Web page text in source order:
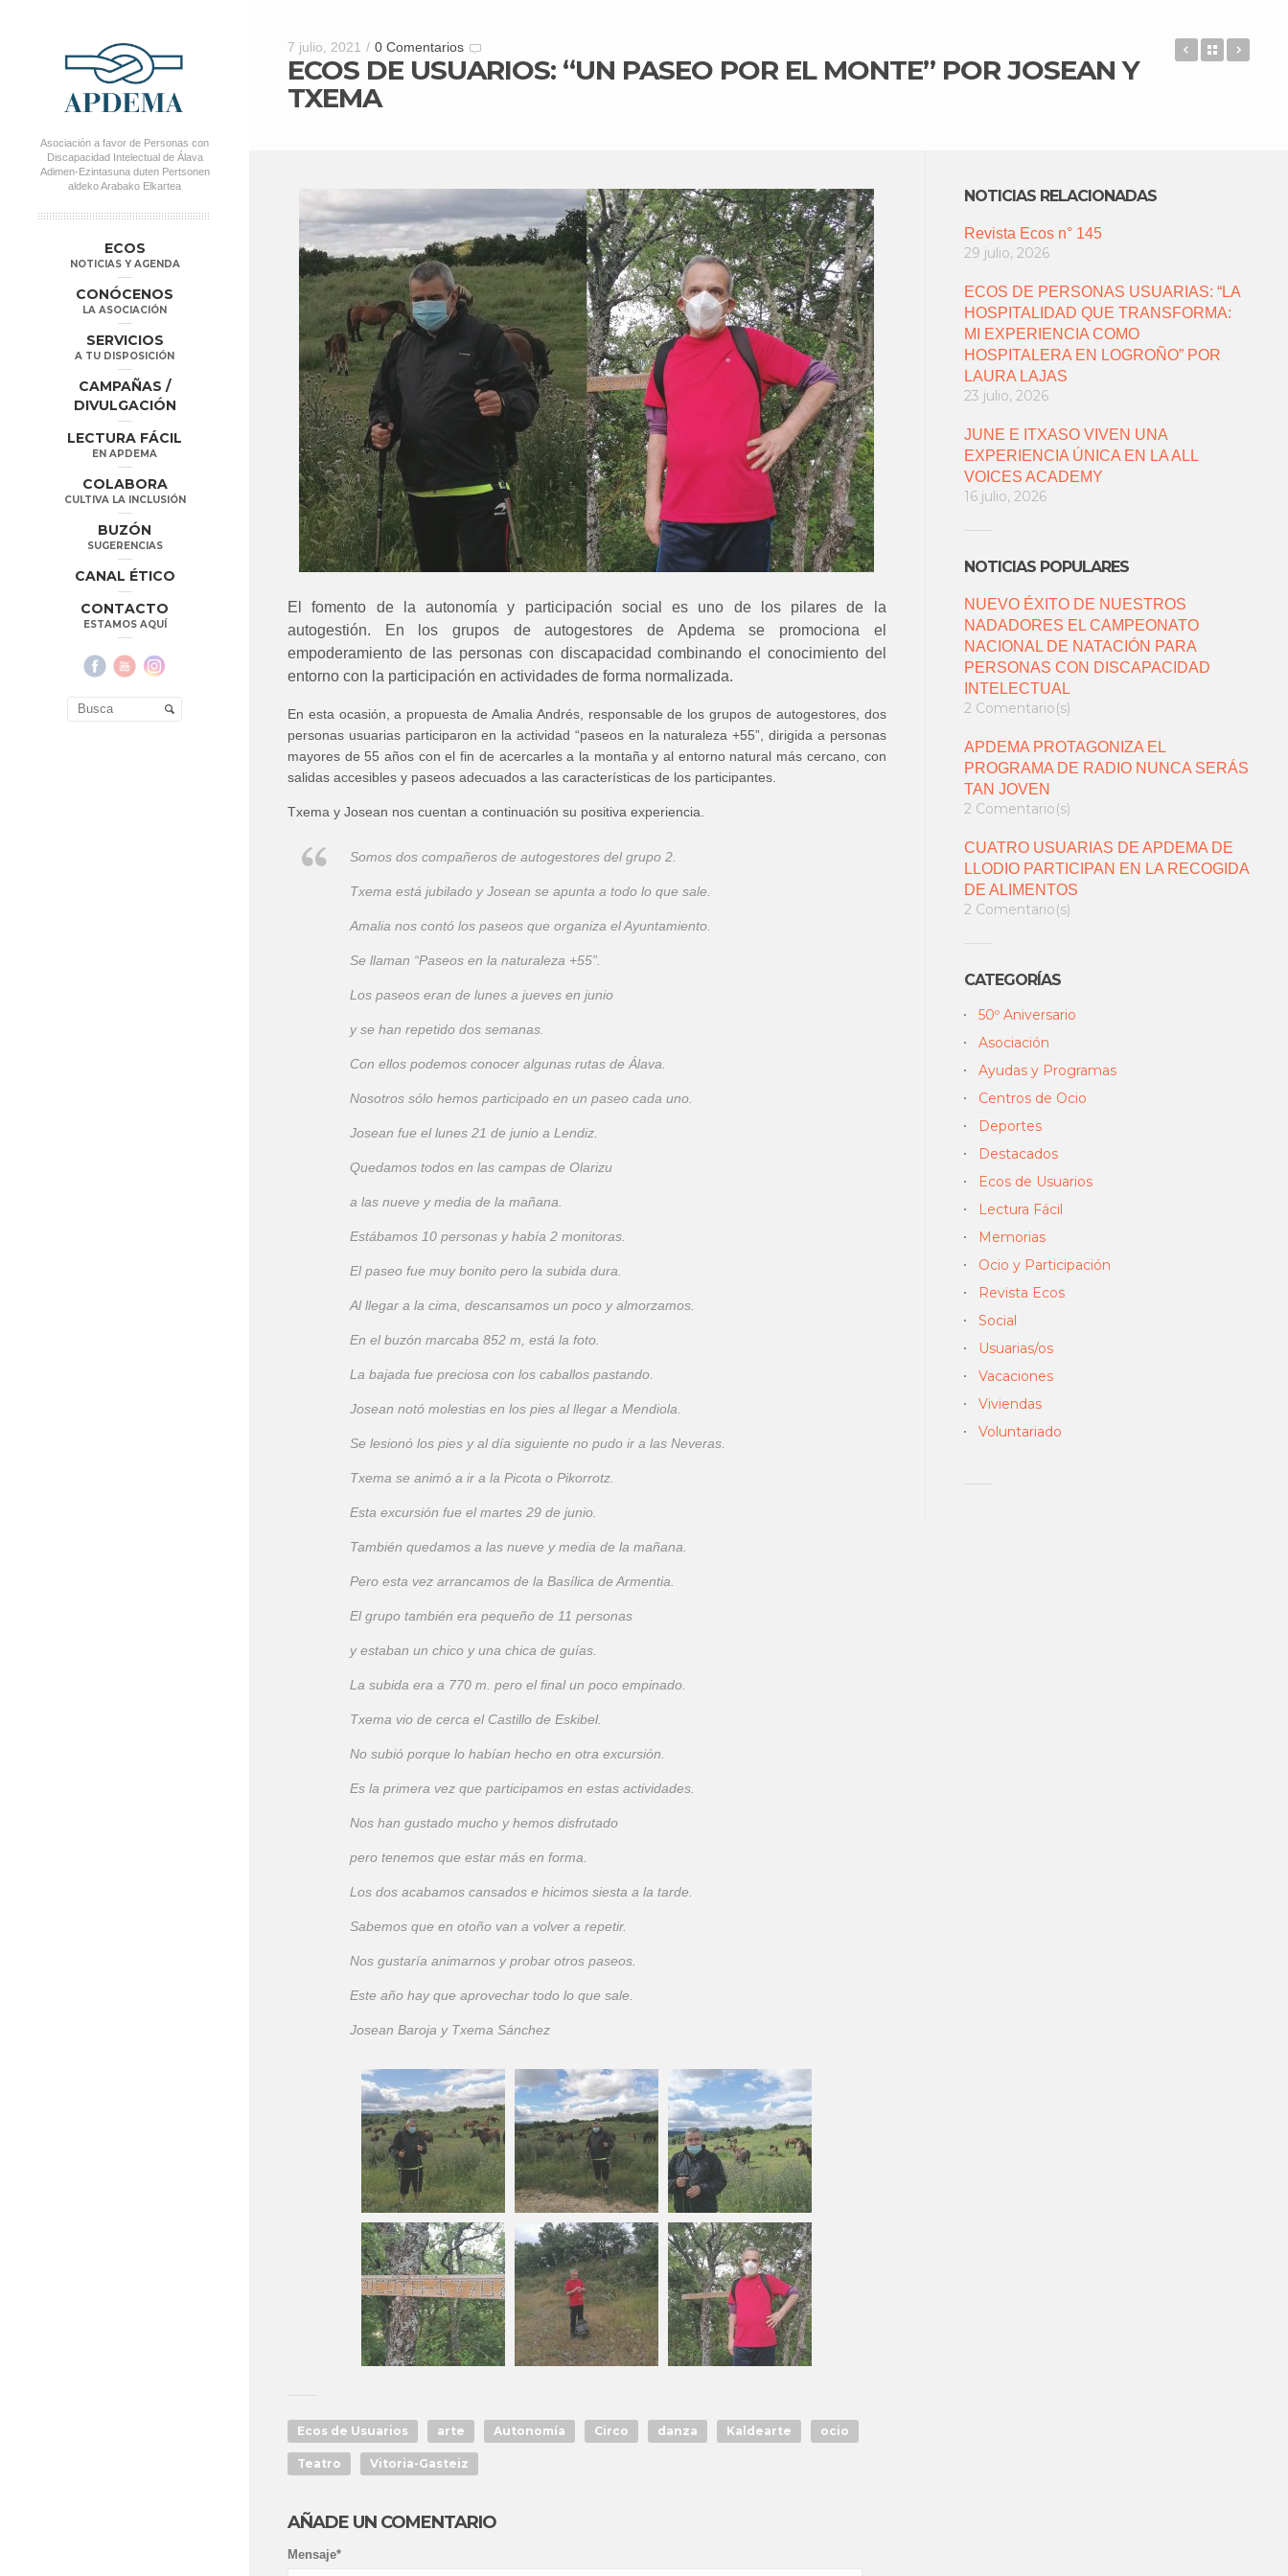
Asociación a favor de Personas con
Discapacidad Intelectual de Álava
Adimen-Ezintasuna duten Pertsonen
aldeko Arabako Elkartea
contenido
contenido
ECOS
NOTICIAS Y AGENDA
CONÓCENOS
LA ASOCIACIÓN
SERVICIOS
A TU DISPOSICIÓN
CAMPAÑAS /
DIVULGACIÓN
LECTURA FÁCIL
EN APDEMA
COLABORA
CULTIVA LA INCLUSIÓN
BUZÓN
SUGERENCIAS
CANAL ÉTICO
CONTACTO
ESTAMOS AQUÍ
7 julio, 2021 / 0 Comentarios
ECOS DE USUARIOS: “UN PASEO POR EL MONTE” POR JOSEAN Y
TXEMA
212Back to
El fomento de la autonomía y participación social es uno de los pilares de la
autogestión. En los grupos de autogestores de Apdema se promociona el
empoderamiento de las personas con discapacidad combinando el conocimiento del
entorno con la participación en actividades de forma normalizada.
En esta ocasión, a propuesta de Amalia Andrés, responsable de los grupos de autogestores, dos
personas usuarias participaron en la actividad “paseos en la naturaleza +55”, dirigida a personas
mayores de 55 años con el fin de acercarles a la montaña y al entorno natural más cercano, con
salidas accesibles y paseos adecuados a las características de los participantes.
Txema y Josean nos cuentan a continuación su positiva experiencia.
Somos dos compañeros de autogestores del grupo 2.
Txema está jubilado y Josean se apunta a todo lo que sale.
Amalia nos contó los paseos que organiza el Ayuntamiento.
Se llaman “Paseos en la naturaleza +55”.
Los paseos eran de lunes a jueves en junio
y se han repetido dos semanas.
Con ellos podemos conocer algunas rutas de Álava.
Nosotros sólo hemos participado en un paseo cada uno.
Josean fue el lunes 21 de junio a Lendiz.
Quedamos todos en las campas de Olarizu
a las nueve y media de la mañana.
Estábamos 10 personas y había 2 monitoras.
El paseo fue muy bonito pero la subida dura.
Al llegar a la cima, descansamos un poco y almorzamos.
En el buzón marcaba 852 m, está la foto.
La bajada fue preciosa con los caballos pastando.
Josean notó molestias en los pies al llegar a Mendiola.
Se lesionó los pies y al día siguiente no pudo ir a las Neveras.
Txema se animó a ir a la Picota o Pikorrotz.
Esta excursión fue el martes 29 de junio.
También quedamos a las nueve y media de la mañana.
Pero esta vez arrancamos de la Basílica de Armentia.
El grupo también era pequeño de 11 personas
y estaban un chico y una chica de guías.
La subida era a 770 m. pero el final un poco empinado.
Txema vio de cerca el Castillo de Eskibel.
No subió porque lo habían hecho en otra excursión.
Es la primera vez que participamos en estas actividades.
Nos han gustado mucho y hemos disfrutado
pero tenemos que estar más en forma.
Los dos acabamos cansados e hicimos siesta a la tarde.
Sabemos que en otoño van a volver a repetir.
Nos gustaría animarnos y probar otros paseos.
Este año hay que aprovechar todo lo que sale.
Josean Baroja y Txema Sánchez
Ecos de Usuarios arte Autonomía Circo danza Kaldearte ocio
Teatro Vitoria-Gasteiz
AÑADE UN COMENTARIO
Mensaje*
NOTICIAS RELACIONADAS
Revista Ecos n° 145
29 julio, 2026
ECOS DE PERSONAS USUARIAS: “LA
HOSPITALIDAD QUE TRANSFORMA:
MI EXPERIENCIA COMO
HOSPITALERA EN LOGROÑO” POR
LAURA LAJAS
23 julio, 2026
JUNE E ITXASO VIVEN UNA
EXPERIENCIA ÚNICA EN LA ALL
VOICES ACADEMY
16 julio, 2026
NOTICIAS POPULARES
NUEVO ÉXITO DE NUESTROS
NADADORES EL CAMPEONATO
NACIONAL DE NATACIÓN PARA
PERSONAS CON DISCAPACIDAD
INTELECTUAL
2 Comentario(s)
APDEMA PROTAGONIZA EL
PROGRAMA DE RADIO NUNCA SERÁS
TAN JOVEN
2 Comentario(s)
CUATRO USUARIAS DE APDEMA DE
LLODIO PARTICIPAN EN LA RECOGIDA
DE ALIMENTOS
2 Comentario(s)
CATEGORÍAS
50º Aniversario
Asociación
Ayudas y Programas
Centros de Ocio
Deportes
Destacados
Ecos de Usuarios
Lectura Fácil
Memorias
Ocio y Participación
Revista Ecos
Social
Usuarias/os
Vacaciones
Viviendas
Voluntariado